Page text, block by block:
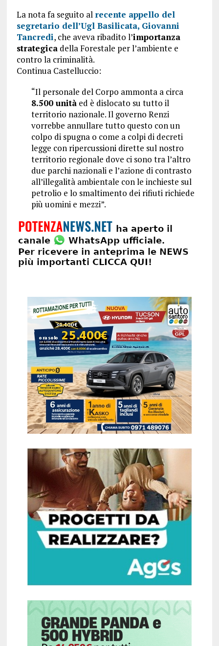
La nota fa seguito al recente appello del
segretario dell’Ugl Basilicata, Giovanni
Tancredi, che aveva ribadito l’importanza
strategicadella Forestale per l’ambiente e
contro la criminalità.
Continua Castelluccio:
“Il personale del Corpo ammonta a circa
8.500 unitàed è dislocato su tutto il
territorio nazionale. Il governo Renzi
vorrebbe annullare tutto questo con un
colpo di spugna o come a colpi di decreti
legge con ripercussioni dirette sul nostro
territorio regionale dove ci sono tra l’altro
due parchi nazionali e l’azione di contrasto
all’illegalità ambientale con le inchieste sul
petrolio e lo smaltimento dei rifiuti richiede
più uomini e mezzi”.